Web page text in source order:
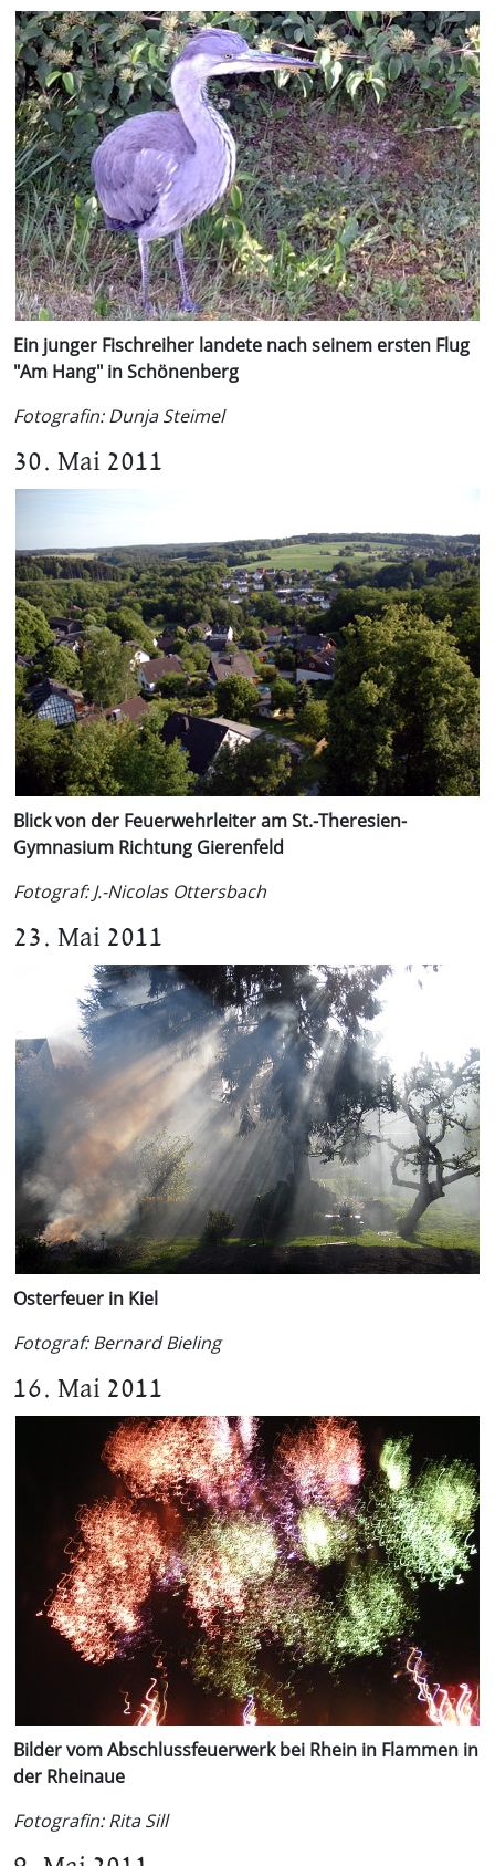
Ein junger Fischreiher landete nach seinem ersten Flug
"Am Hang" in Schönenberg
Fotografin: Dunja Steimel
30. Mai 2011
Blick von der Feuerwehrleiter am St.-Theresien-
Gymnasium Richtung Gierenfeld
Fotograf: J.-Nicolas Ottersbach
23. Mai 2011
Osterfeuer in Kiel
Fotograf: Bernard Bieling
16. Mai 2011
Bilder vom Abschlussfeuerwerk bei Rhein in Flammen in
der Rheinaue
Fotografin: Rita Sill